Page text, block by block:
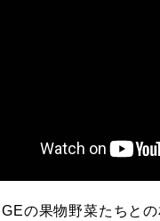
の果物野菜たちとの